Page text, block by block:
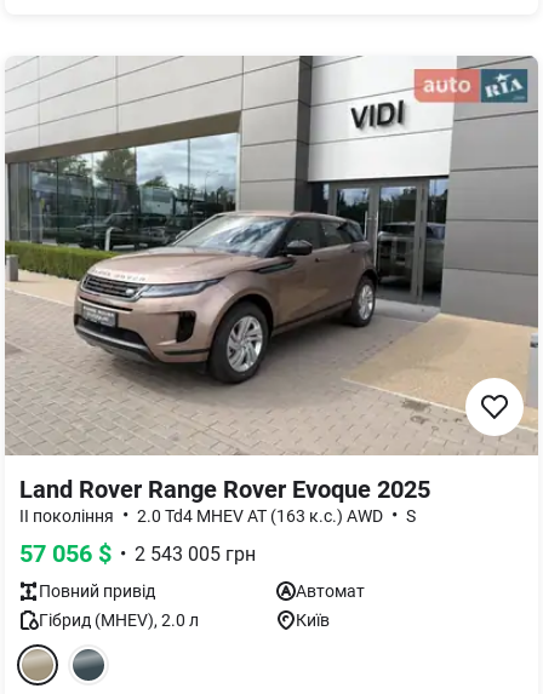
Land Rover Range Rover Evoque 2025
II покоління • 2.0 Td4 MHEV AT (163 к.с.) AWD • S
57 056 $ • 2 543 005 грн
Повний привід
Автомат
Гібрид (MHEV), 2.0 л Київ